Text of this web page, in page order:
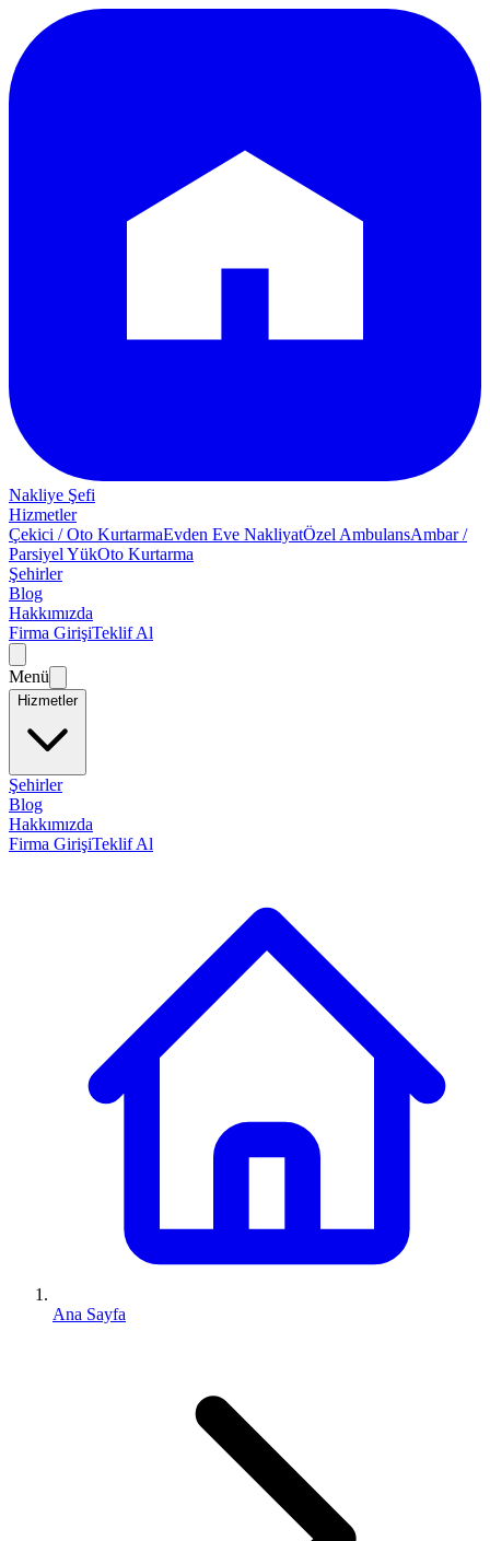
Nakliye Şefi
Hizmetler
Çekici / Oto KurtarmaEvden Eve NakliyatÖzel AmbulansAmbar /
Parsiyel YükOto Kurtarma
Şehirler
Blog
Hakkımızda
Firma GirişiTeklif Al
Menü
Hizmetler
Şehirler
Blog
Hakkımızda
Firma GirişiTeklif Al
Ana Sayfa